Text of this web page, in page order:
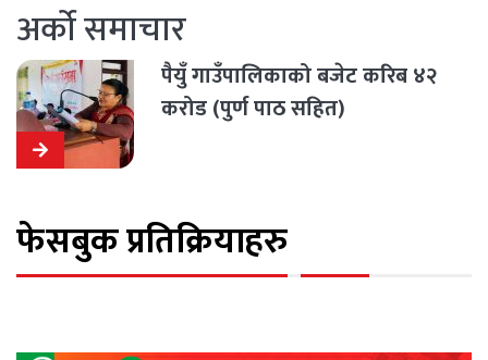
अर्को समाचार
पैयुँ गाउँपालिकाको बजेट करिब ४२
करोड (पुर्ण पाठ सहित)
फेसबुक प्रतिक्रियाहरु